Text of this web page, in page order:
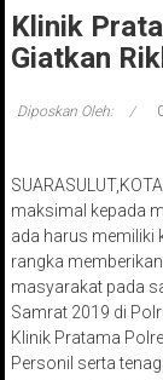
Klinik
Giatkan
Diposkan Oleh:
maksimal kepada
ada harus memiliki
rangka
masyarakat pada
Samrat 2019 di
Klinik Pratama
Personil serta